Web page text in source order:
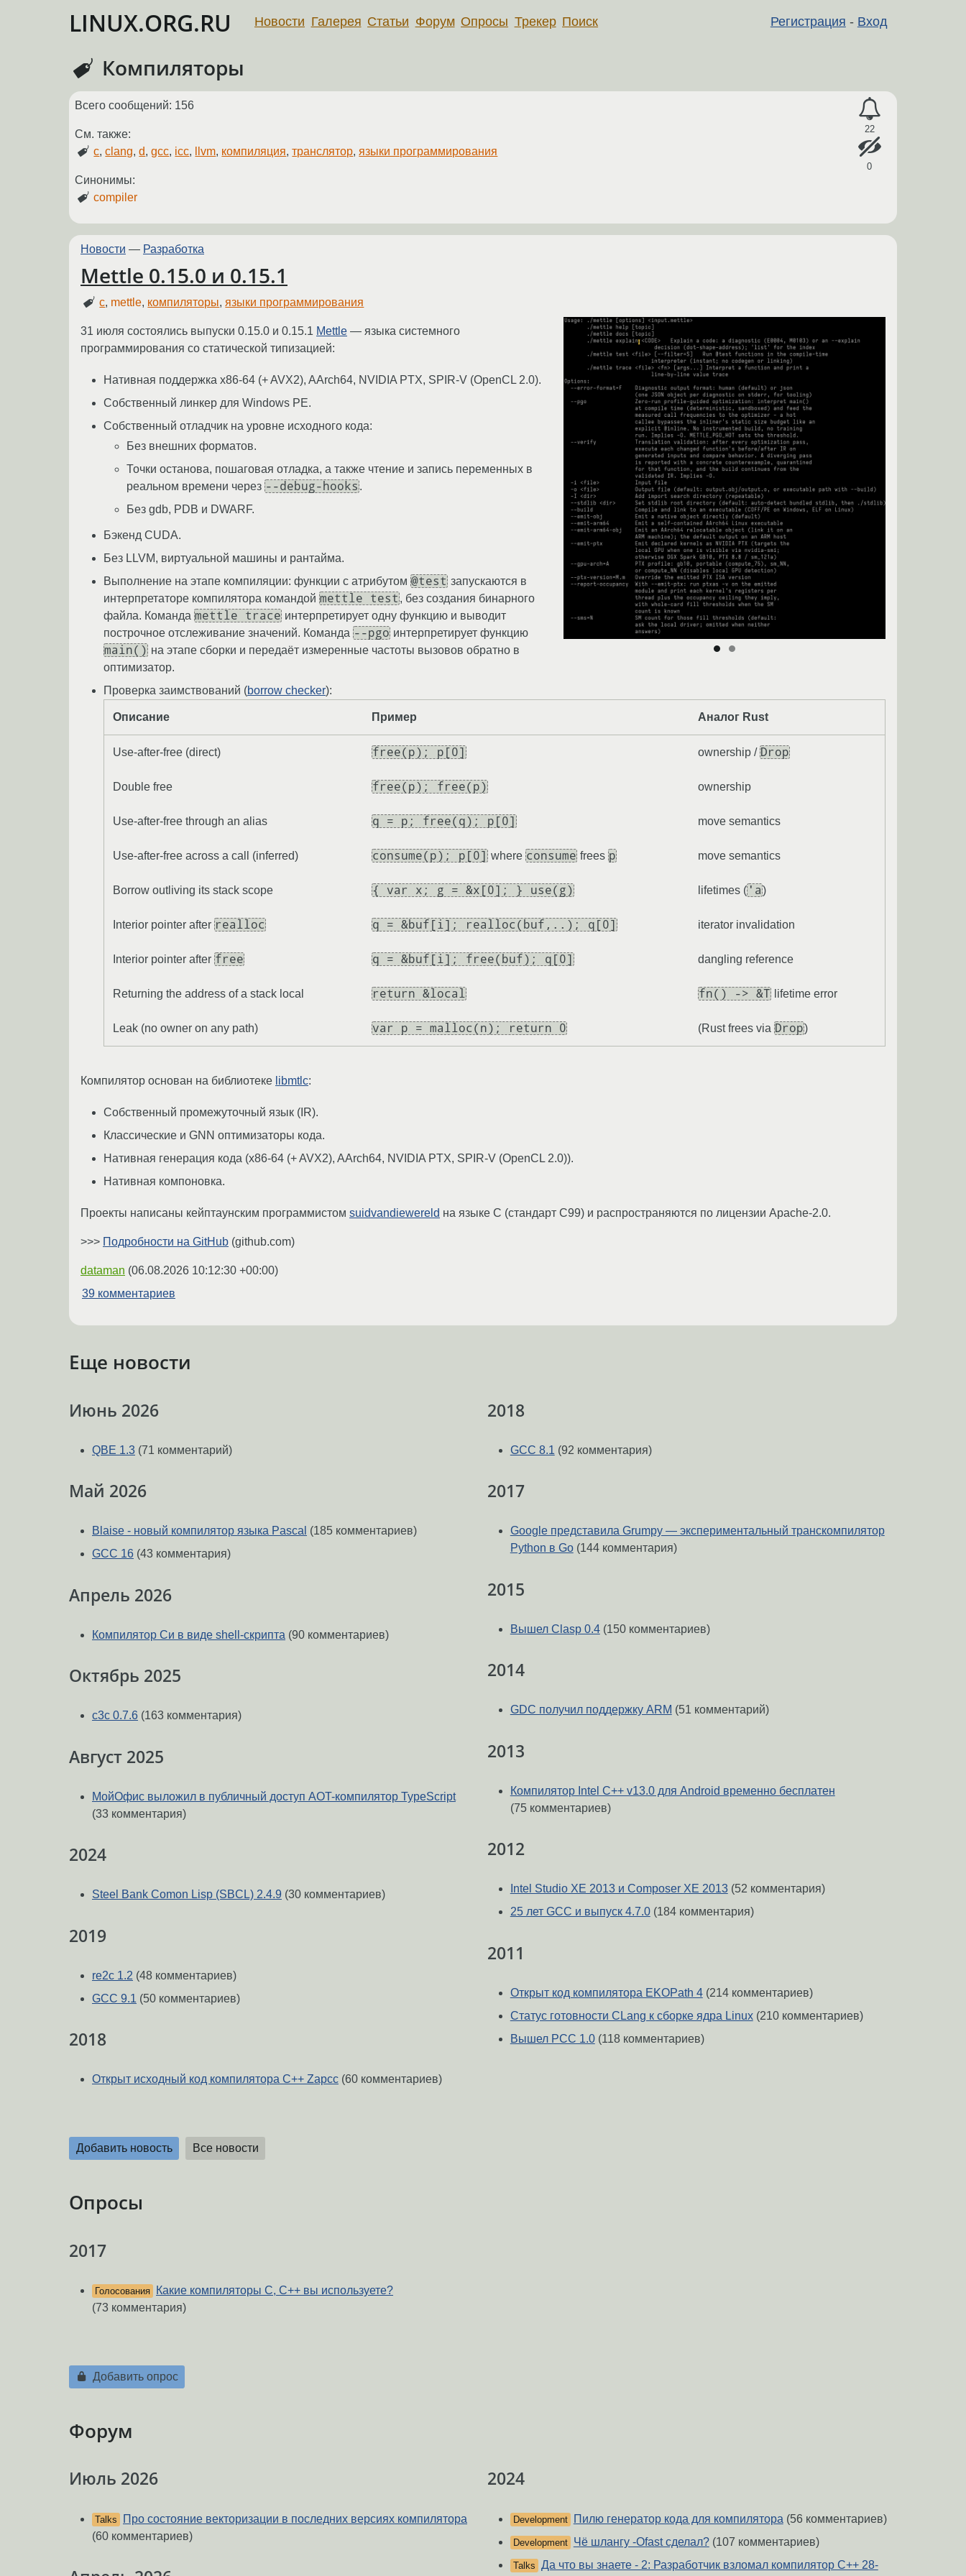
LINUX.ORG.RU Регистрация - Вход
Новости Галерея Статьи Форум Опросы Трекер Поиск
Компиляторы
22
0
Всего сообщений: 156
См. также:
c,clang,d,gcc, icc, llvm, компиляция,транслятор, языки программирования
Синонимы:
compiler
Новости — Разработка
Mettle 0.15.0 и 0.15.1
c, mettle, компиляторы, языки программирования
31 июля состоялись выпуски 0.15.0 и 0.15.1 Mettle — языка системного
программирования со статической типизацией:
Нативная поддержка x86-64 (+ AVX2), AArch64, NVIDIA PTX, SPIR-V (OpenCL 2.0).
Собственный линкер для Windows PE.
Собственный отладчик на уровне исходного кода:
Без внешних форматов.
Точки останова, пошаговая отладка, а также чтение и запись переменных в
реальном времени через --debug-hooks .
Без gdb, PDB и DWARF.
Бэкенд CUDA.
Без LLVM, виртуальной машины и рантайма.
Выполнение на этапе компиляции: функции с атрибутом @test запускаются в
интерпретаторе компилятора командой mettle test , без создания бинарного
файла. Команда mettle trace интерпретирует одну функцию и выводит
построчное отслеживание значений. Команда --pgo интерпретирует функцию
main() на этапе сборки и передаёт измеренные частоты вызовов обратно в
оптимизатор.
Проверка заимствований (borrow checker):
Описание Пример Аналог Rust
Use-after-free (direct) free(p); p[0] ownership / Drop
Double free free(p); free(p) ownership
Use-after-free through an alias q = p; free(q); p[0] move semantics
Use-after-free across a call (inferred) consume(p); p[0] where consume frees p move semantics
Borrow outliving its stack scope { var x; g = &x[0]; } use(g) lifetimes ( 'a)
Interior pointer after realloc q = &buf[i]; realloc(buf,..); q[0] iterator invalidation
Interior pointer after free q = &buf[i]; free(buf); q[0] dangling reference
Returning the address of a stack local return &local fn() -> &T lifetime error
Leak (no owner on any path) var p = malloc(n); return 0 (Rust frees via Drop)
Компилятор основан на библиотеке libmtlc:
Собственный промежуточный язык (IR).
Классические и GNN оптимизаторы кода.
Нативная генерация кода (x86-64 (+ AVX2), AArch64, NVIDIA PTX, SPIR-V (OpenCL 2.0)).
Нативная компоновка.
Проекты написаны кейптаунским программистом suidvandiewereld на языке C (стандарт C99) и распространяются по лицензии Apache-2.0.
>>> Подробности на GitHub (github.com)
dataman (06.08.2026 10:12:30 +00:00)
39 комментариев
Еще новости
Июнь 2026
QBE 1.3 (71 комментарий)
Май 2026
Blaise - новый компилятор языка Pascal (185 комментариев)
GCC 16 (43 комментария)
Апрель 2026
Компилятор Си в виде shell-скрипта (90 комментариев)
Октябрь 2025
c3c 0.7.6 (163 комментария)
Август 2025
МойОфис выложил в публичный доступ AOT-компилятор TypeScript
(33 комментария)
2024
Steel Bank Comon Lisp (SBCL) 2.4.9 (30 комментариев)
2019
re2c 1.2 (48 комментариев)
GCC 9.1 (50 комментариев)
2018
Открыт исходный код компилятора C++ Zapcc (60 комментариев)
2018
GCC 8.1 (92 комментария)
2017
Google представила Grumpy — экспериментальный транскомпилятор
Python в Go(144 комментария)
2015
Вышел Clasp 0.4(150 комментариев)
2014
GDC получил поддержку ARM (51 комментарий)
2013
Компилятор Intel C++ v13.0 для Android временно бесплатен
(75 комментариев)
2012
Intel Studio XE 2013 и Composer XE 2013(52 комментария)
25 лет GCC и выпуск 4.7.0(184 комментария)
2011
Открыт код компилятора EKOPath 4(214 комментариев)
Статус готовности CLang к сборке ядра Linux(210 комментариев)
Вышел PCC 1.0(118 комментариев)
Добавить новость Все новости
Опросы
2017
Голосования
Какие компиляторы C, C++ вы используете?
(73 комментария)
Добавить опрос
Форум
Июль 2026
Talks
Про состояние векторизации в последних версиях компилятора
(60 комментариев)
2024
Development Пилю генератор кода для компилятора (56 комментариев)
Development Чё шлангу -Ofast сделал?(107 комментариев)
Talks Да что вы знаете - 2: Разработчик взломал компилятор C++ 28-